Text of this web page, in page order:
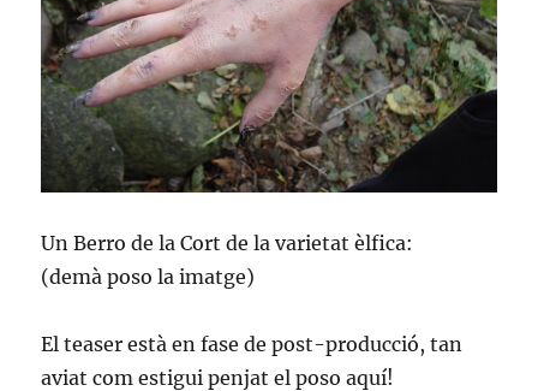
Un Berro de la Cort de la varietat èlfica:
(demà poso la imatge)
El teaser està en fase de post-producció, tan
aviat com estigui penjat el poso aquí!